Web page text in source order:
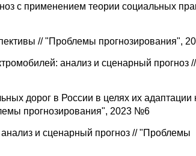
с применением теории социальных
// "Проблемы прогнозирования",
анализ и сценарный прогноз //
дорог в России в целях их адаптации
прогнозирования", 2023 №6
и сценарный прогноз // "Проблемы